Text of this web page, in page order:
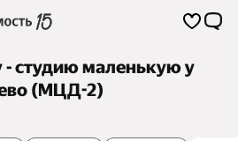
- студию маленькую у
(МЦД-2)